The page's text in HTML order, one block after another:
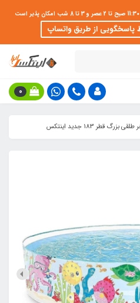
پاسخگویی از طریق واتساپ
0
بزرگ قطر 183 جدید اینتکس